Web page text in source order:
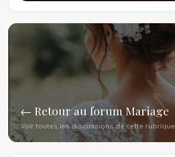
← Retour au forum Mariage
Voir toutes les discussions de cette rubrique